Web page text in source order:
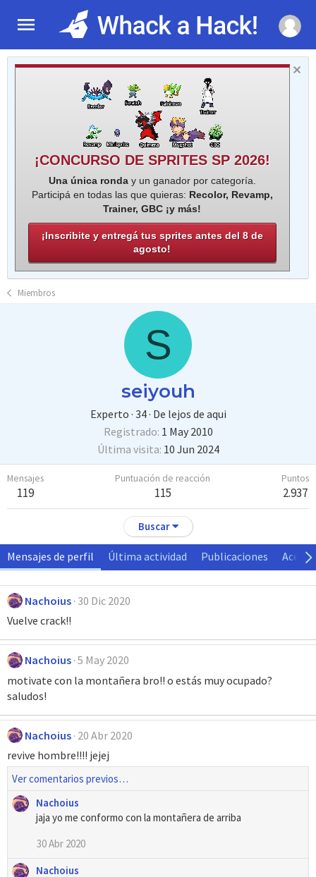
¡CONCURSO DE SPRITES SP 2026!
Una única ronday un ganador por categoría.
Participá en todas las que quieras: Recolor, Revamp,
Trainer, GBC ¡y más!
¡Inscribite y entregá tus sprites antes del 8 de
agosto!
Miembros
S
seiyouh
Experto · 34· De lejos de aqui
Registrado 1 May 2010
Última visita 10 Jun 2024
Mensajes
119
Puntuación de reacción
115
Puntos
2.937
Buscar
Mensajes de perfil Última actividad Publicaciones Acerca
Nachoius 30 Dic 2020
Vuelve crack!!
Nachoius 5 May 2020
motivate con la montañera bro!! o estás muy ocupado?
saludos!
Nachoius 20 Abr 2020
revive hombre!!!! jejej
Ver comentarios previos…
Nachoius
jaja yo me conformo con la montañera de arriba
30 Abr 2020
Nachoius